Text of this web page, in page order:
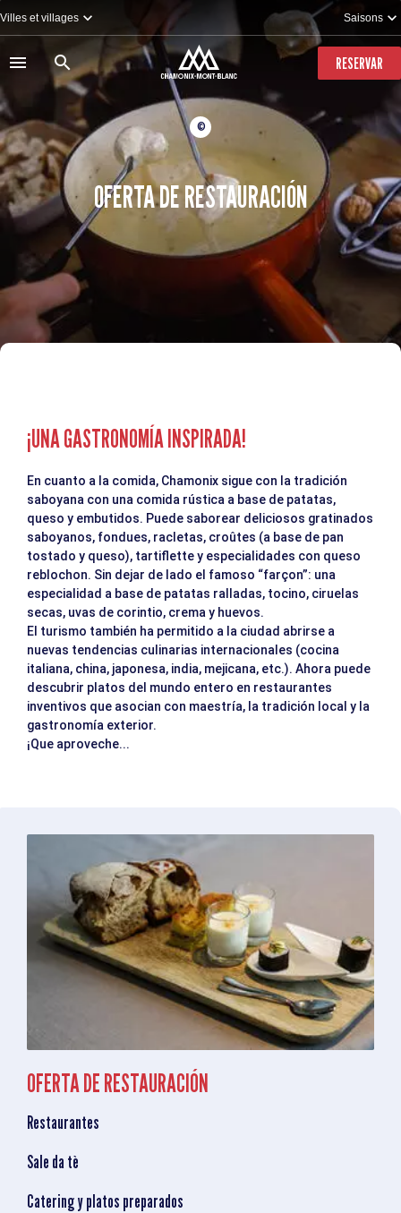
al
principal
Villes et villages Saisons
RESERVAR
OFERTA DE RESTAURACIÓN
©
¡UNA GASTRONOMÍA INSPIRADA!
En cuanto a la comida, Chamonix sigue con la tradición
saboyana con una comida rústica a base de patatas,
queso y embutidos. Puede saborear deliciosos gratinados
saboyanos, fondues, racletas, croûtes (a base de pan
tostado y queso), tartiflette y especialidades con queso
reblochon. Sin dejar de lado el famoso “farçon”: una
especialidad a base de patatas ralladas, tocino, ciruelas
secas, uvas de corintio, crema y huevos.
El turismo también ha permitido a la ciudad abrirse a
nuevas tendencias culinarias internacionales (cocina
italiana, china, japonesa, india, mejicana, etc.). Ahora puede
descubrir platos del mundo entero en restaurantes
inventivos que asocian con maestría, la tradición local y la
gastronomía exterior.
¡Que aproveche...
OFERTA DE RESTAURACIÓN
Restaurantes
Sale da tè
Catering y platos preparados